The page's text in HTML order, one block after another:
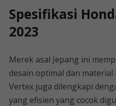
Spesifikasi
2023
Merek asal Jepang ini
desain optimal dan
Vertex juga dilengkapi
yang efisien yang cocok